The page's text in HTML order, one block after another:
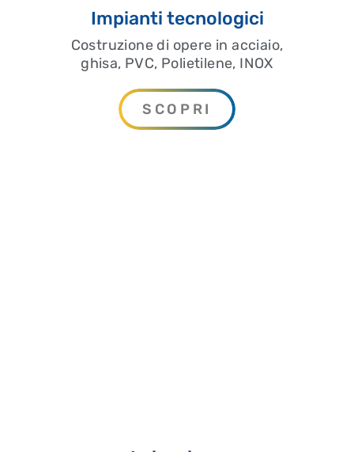
Impianti tecnologici
Costruzione di opere in acciaio,
ghisa, PVC, Polietilene, INOX
SCOPRI